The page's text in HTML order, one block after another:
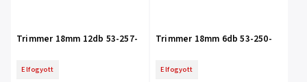
Trimmer 18mm 12db 53-257-
Elfogyott
Trimmer 18mm 6db 53-250-
Elfogyott